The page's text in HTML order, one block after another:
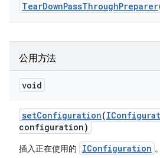
TearDownPassThroughPreparer
公用方法
void
setConfiguration(
configuration)
插入正在使用的 IConfiguration 。